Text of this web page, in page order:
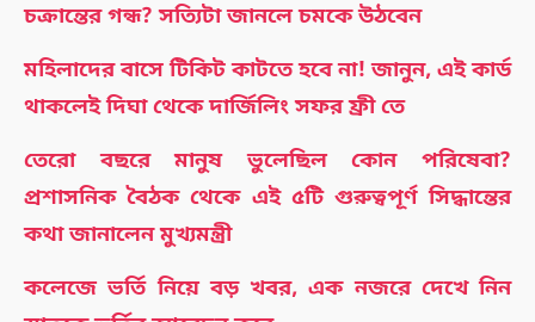
চক্রান্তের গন্ধ? সত্যিটা জানলে চমকে উঠবেন
মহিলাদের বাসে টিকিট কাটতে হবে না! জানুন, এই কার্ড
থাকলেই দিঘা থেকে দার্জিলিং সফর ফ্রী তে
তেরো বছরে মানুষ ভুলেছিল কোন পরিষেবা?
প্রশাসনিক বৈঠক থেকে এই ৫টি গুরুত্বপূর্ণ সিদ্ধান্তের
কথা জানালেন মুখ্যমন্ত্রী
কলেজে ভর্তি নিয়ে বড় খবর, এক নজরে দেখে নিন